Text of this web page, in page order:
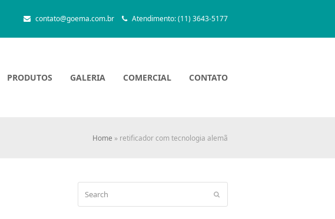
contato@goema.com.br Atendimento: (11) 3643-5177
PRODUTOS GALERIA COMERCIAL CONTATO
Home » retificador com tecnologia alemã